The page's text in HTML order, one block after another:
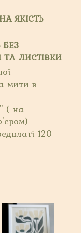
ЯКІСТЬ
БЕЗ
ЛИСТІВКИ
мити в
( на
120